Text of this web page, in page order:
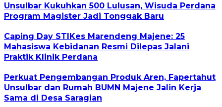
Unsulbar Kukuhkan 500 Lulusan, Wisuda Perdana
Program Magister Jadi Tonggak Baru
Caping Day STIKes Marendeng Majene: 25
Mahasiswa Kebidanan Resmi Dilepas Jalani
Praktik Klinik Perdana
Perkuat Pengembangan Produk Aren, Fapertahut
Unsulbar dan Rumah BUMN Majene Jalin Kerja
Sama di Desa Saragian